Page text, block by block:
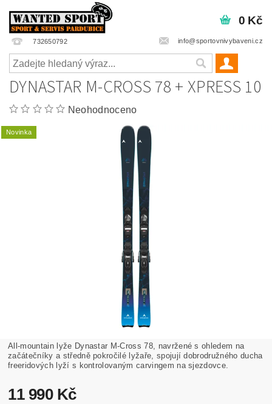
732650792 info@sportovnivybaveni.cz
0 Kč
DYNASTAR M-CROSS 78 + XPRESS 10
Neohodnoceno
Novinka
All-mountain lyže Dynastar M-Cross 78, navržené s ohledem na
začátečníky a středně pokročilé lyžaře, spojují dobrodružného ducha
freeridových lyží s kontrolovaným carvingem na sjezdovce.
11 990 Kč